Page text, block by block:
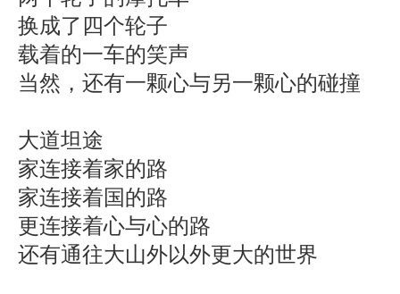
换成了四个轮子
载着的一车的笑声
当然，还有一颗心与另一颗心的碰撞
大道坦途
家连接着家的路
家连接着国的路
更连接着心与心的路
还有通往大山外以外更大的世界